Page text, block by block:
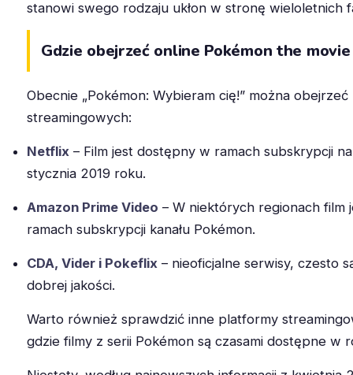
stanowi swego rodzaju ukłon w stronę wieloletnich
Gdzie obejrzeć online Pokémon the
Obecnie „Pokémon: Wybieram cię!” można
streamingowych:
Netflix – Film jest dostępny w ramach subskrypcji
stycznia 2019 roku.
Amazon Prime Video – W niektórych regionach film
ramach subskrypcji kanału Pokémon.
CDA, Vider i Pokeflix – nieoficjalne serwisy, czesto
dobrej jakości.
Warto również sprawdzić inne platformy
gdzie filmy z serii Pokémon są czasami dostępne w